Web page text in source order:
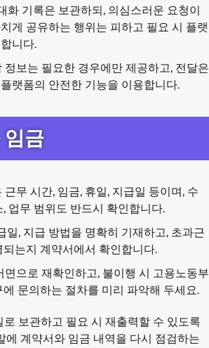
화 기록은 보관하되, 의심스러운 요청이
게 공유하는 행위는 피하고 필요 시 플랫
니다.
정보는 필요한 경우에만 제공하고, 전달은
랫폼의 안전한 기능을 이용합니다.
금
무 시간, 임금, 휴일, 지급일 등이며, 수
업무 범위도 반드시 확인합니다.
일, 지급 방법을 명확히 기재하고, 초과근
는지 계약서에서 확인합니다.
면으로 재확인하고, 불이행 시 고용노동부
문의하는 절차를 미리 파악해 두세요.
보관하고 필요 시 재출력할 수 있도록
에 계약서와 임금 내역을 다시 점검하는